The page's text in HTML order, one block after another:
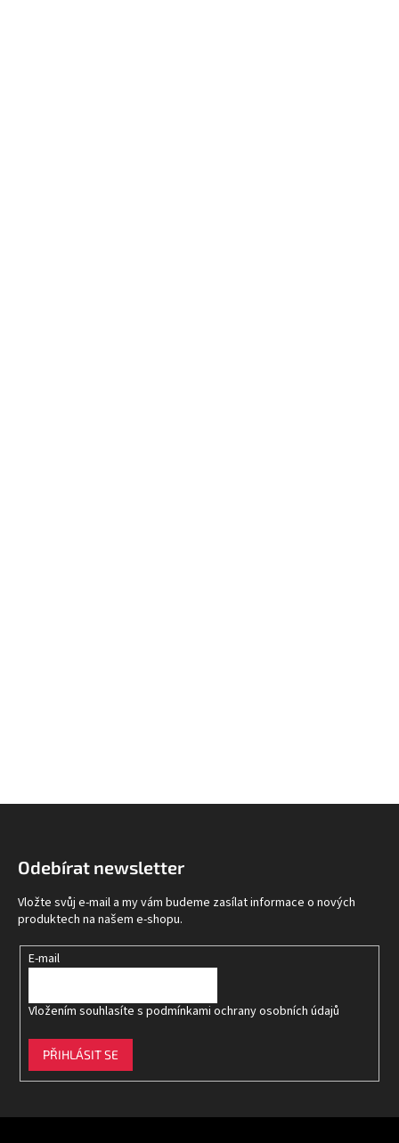
Odebírat newsletter
Vložte svůj e-mail a my vám budeme zasílat informace o nových
produktech na našem e-shopu.
E-mail
Vložením souhlasíte s podmínkami ochrany osobních údajů
PŘIHLÁSIT SE